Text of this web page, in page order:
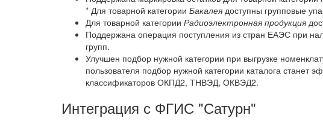
* Для товарной категории Бакалея доступны групповые
Для товарной категории Радиоэлектронная продукция
Поддержана операция поступления из стран ЕАЭС при
групп.
Улучшен подбор нужной категории при выгрузке
пользователя подбор нужной категории каталога станет
классификаторов ОКПД2, ТНВЭД, ОКВЭД2.
Интеграция с ФГИС "Сатурн"